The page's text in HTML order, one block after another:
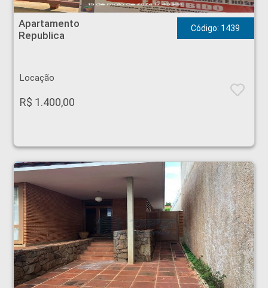
Apartamento - Republica - Ribeirão Preto
Apartamento
Republica
Código: 1439
Locação
R$ 1.400,00
Casa - Alto da Boa Vista - Ribeirão Preto